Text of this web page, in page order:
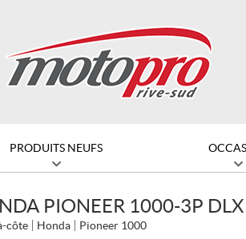
PRODUITS NEUFS
PIONEER 1000-3P
côte Honda Pioneer 1000